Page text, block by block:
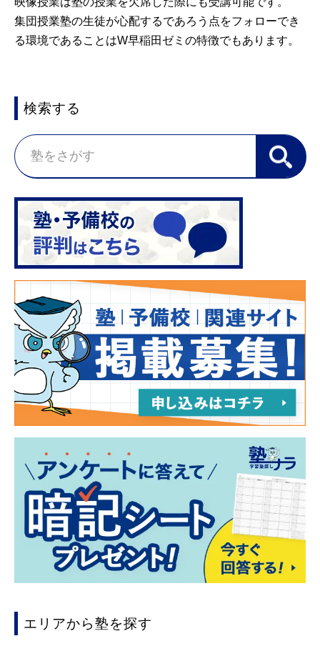
集団授業塾の生徒が心配するであろう点をフォローでき
る環境であることはW早稲田ゼミの特徴でもあります。
検索する
エリアから塾を探す